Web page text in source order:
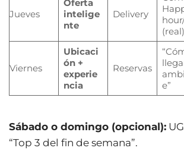
Jueves
Oferta
intelige
nte
Delivery
(real)
Viernes
Ubicaci
ón +
experie
ncia
Reservas
e”
Sábado o domingo (opcional):
“Top 3 del fin de semana”.